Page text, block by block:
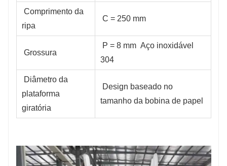
Comprimento da
ripa
C = 250 mm
Grossura
P = 8 mm Aço inoxidável
304
Diâmetro da
plataforma
giratória
Design baseado no
tamanho da bobina de papel